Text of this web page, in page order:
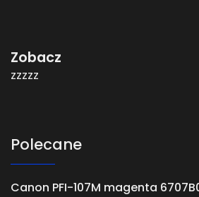
Zobacz
zzzzz
Polecane
Canon PFI-107M magenta